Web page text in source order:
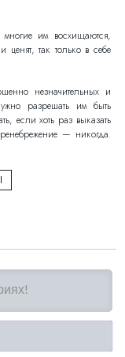
многие им восхищаются,
ценят, так только в себе
незначительных и
разрешать им быть
если хоть раз выказать
— никогда.